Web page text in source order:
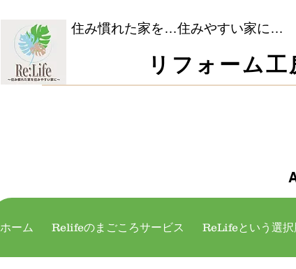
​住み慣れた家を…住みやすい家に…
リフォーム工
ホーム Relifeのまごころサービス ReLifeという選択